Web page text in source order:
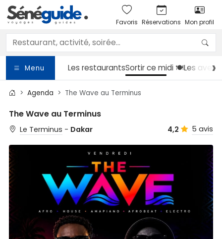
Favoris Réservations Mon profil
Menu Les restaurantsSortirce midi 🍽️Les
Agenda The Wave au Terminus
The Wave au Terminus
Le Terminus - Dakar 4,2 5 avis